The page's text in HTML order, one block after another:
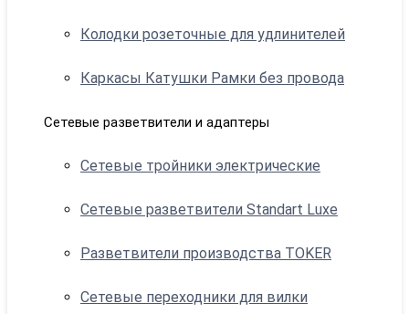
Колодки розеточные для удлинителей
Каркасы Катушки Рамки без провода
Сетевые разветвители и адаптеры
Сетевые тройники электрические
Сетевые разветвители Standart Luxe
Разветвители производства TOKER
Сетевые переходники для вилки